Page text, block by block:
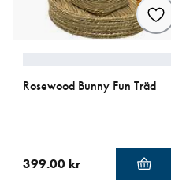
Rosewood Bunny Fun Träd
399.00 kr